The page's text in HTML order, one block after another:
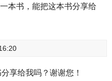
本书，能把这本书分享给
享给我吗？谢谢您！